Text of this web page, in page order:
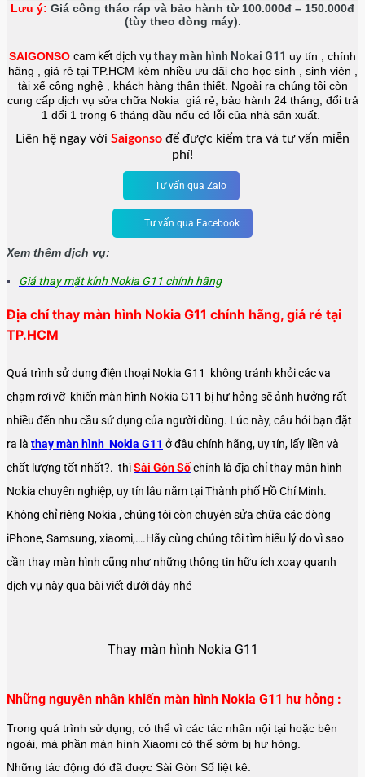
Lưu ý: Giá công tháo ráp và bảo hành từ 100.000đ – 150.000đ
(tùy theo dòng máy).
SAIGONSO cam kết dịch vụthay màn hình Nokai G11 uy tín , chính
hãng , giá rẻ tại TP.HCM kèm nhiều ưu đãi cho học sinh , sinh viên ,
tài xế công nghệ , khách hàng thân thiết. Ngoài ra chúng tôi còn
cung cấp dịch vụ sửa chữa Nokia giá rẻ, bảo hành 24 tháng, đổi trả
1 đổi 1 trong 6 tháng đầu nếu có lỗi của nhà sản xuất.
Liên hệ ngay với Saigonso để được kiểm tra và tư vấn miễn
phí!
Tư vấn qua Zalo
Tư vấn qua Facebook
Xem thêm dịch vụ:
Giá thay mặt kính Nokia G11 chính hãng
Địa chỉ thay màn hình Nokia G11 chính hãng, giá rẻ tại
TP.HCM
Quá trình sử dụng điện thoại Nokia G11 không tránh khỏi các va
chạm rơi vỡ khiến màn hình Nokia G11 bị hư hỏng sẽ ảnh hưởng rất
nhiều đến nhu cầu sử dụng của người dùng. Lúc này, câu hỏi bạn đặt
ra là thay màn hình Nokia G11 ở đâu chính hãng, uy tín, lấy liền và
chất lượng tốt nhất?. thìSài Gòn Sốchính là địa chỉ thay màn hình
Nokia chuyên nghiệp, uy tín lâu năm tại Thành phố Hồ Chí Minh.
Không chỉ riêng Nokia , chúng tôi còn chuyên sửa chữa các dòng
iPhone, Samsung, xiaomi,….Hãy cùng chúng tôi tìm hiểu lý do vì sao
cần thay màn hình cũng như những thông tin hữu ích xoay quanh
dịch vụ này qua bài viết dưới đây nhé
Thay màn hình Nokia G11
Những nguyên nhân khiến màn hình Nokia G11 hư hỏng :
Trong quá trình sử dụng, có thể vì các tác nhân nội tại hoặc bên
ngoài, mà phần màn hình Xiaomi có thể sớm bị hư hỏng.
Những tác động đó đã được Sài Gòn Số liệt kê: